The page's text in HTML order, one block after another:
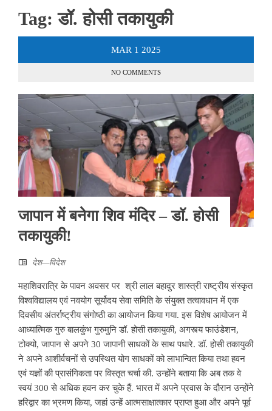
Tag:डॉ. होसी तकायुकी
MAR 1 2025
NO COMMENTS
जापान में बनेगा शिव मंदिर – डॉ. होसी
तकायुकी!
देश—विदेश
महाशिवरात्रि के पावन अवसर पर श्री लाल बहादुर शास्त्री राष्ट्रीय संस्कृत
विश्वविद्यालय एवं नवयोग सूर्योदय सेवा समिति के संयुक्त तत्वावधान में एक
दिवसीय अंतर्राष्ट्रीय संगोष्ठी का आयोजन किया गया. इस विशेष आयोजन में
आध्यात्मिक गुरु बालकुंभ गुरुमुनि डॉ. होसी तकायुकी, अगस्त्य फाउंडेशन,
टोक्यो, जापान से अपने 30 जापानी साधकों के साथ पधारे. डॉ. होसी तकायुकी
ने अपने आशीर्वचनों से उपस्थित योग साधकों को लाभान्वित किया तथा हवन
एवं यज्ञों की प्रासंगिकता पर विस्तृत चर्चा की. उन्होंने बताया कि अब तक वे
स्वयं 300 से अधिक हवन कर चुके हैं. भारत में अपने प्रवास के दौरान उन्होंने
हरिद्वार का भ्रमण किया, जहां उन्हें आत्मसाक्षात्कार प्राप्त हुआ और अपने पूर्व